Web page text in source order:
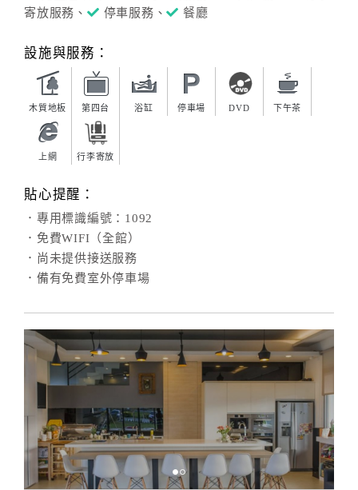
寄放服務、
停車服務、 餐廳
設施與服務：
木質地板 第四台 浴缸 停車場 DVD 下午茶
上網 行李寄放
貼心提醒：
．專用標識編號：1092
．免費WIFI（全館）
．尚未提供接送服務
．備有免費室外停車場